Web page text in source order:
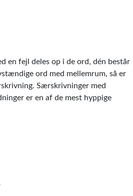
en fejl deles op i de ord, dén består
ord med mellemrum, så er
Særskrivninger med
er en af de mest hyppige